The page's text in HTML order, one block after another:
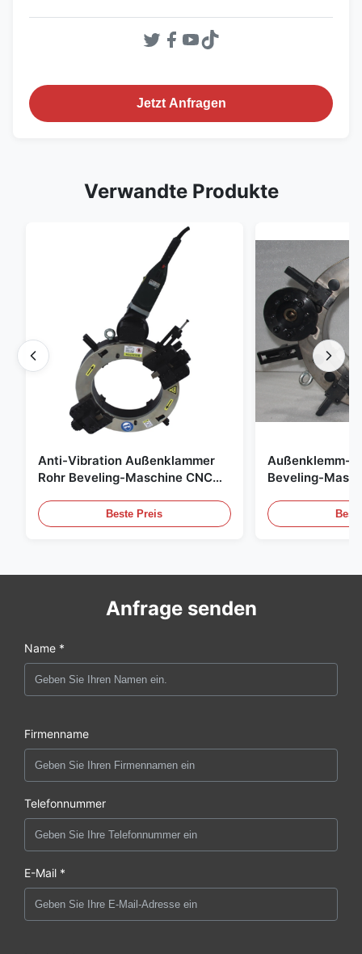
Jetzt Anfragen
Verwandte Produkte
Anti-Vibration Außenklammer
Rohr Beveling-Maschine CNC
Ausrüstung
Beste Preis
Außenklemm-
Beveling-
Anfrage senden
Name *
Firmenname
Telefonnummer
E-Mail *